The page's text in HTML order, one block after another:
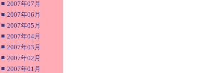
■ 2007年07月
■ 2007年06月
■ 2007年05月
■ 2007年04月
■ 2007年03月
■ 2007年02月
■ 2007年01月